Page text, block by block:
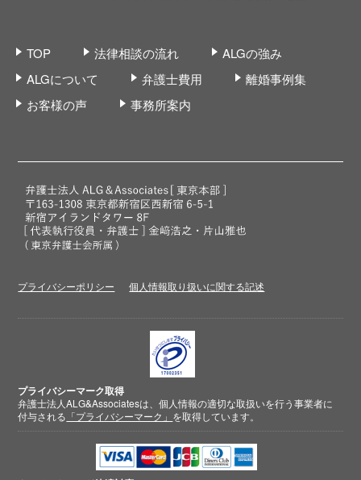
TOP 法律相談の流れ
ALGの強み
ALGについて
弁護士費用
離婚事例集
お客様の声
事務所案内
プライバシーポリシー 個人情報取り扱いに関する記述
プライバシーマーク取得
弁護士法人ALG&Associatesは、個人情報の適切な取扱いを行う事業者に
付与される 「プライバシーマーク」 を取得しています。